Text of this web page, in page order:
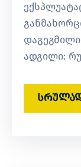
ადგილი: